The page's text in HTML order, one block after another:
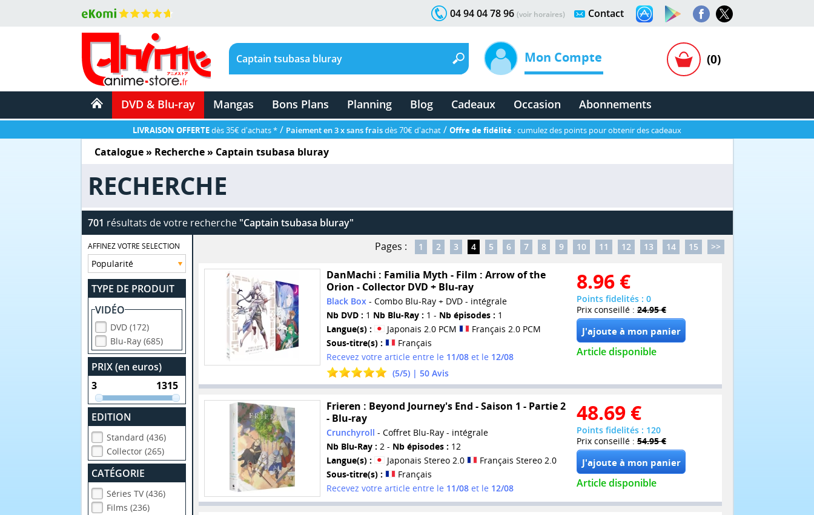
Contact
04 94 04 78 96 (voir horaires)
Mon Compte (0)
DVD & Blu-ray Mangas Bons Plans Planning Blog Cadeaux Occasion Abonnements
LIVRAISON OFFERTEdès 35€ d'achats * / Paiement en 3 x sans fraisdès 70€ d'achat / Offre de fidélité : cumulez des points pour obtenir des cadeaux
Catalogue» Recherche » Captain tsubasa bluray
RECHERCHE
701 résultats de votre recherche "Captain tsubasa bluray"
AFFINEZ VOTRE SELECTION
TYPE DE PRODUIT
VIDÉO
DVD (172)
Blu-Ray (685)
PRIX (en euros)
EDITION
Standard (436)
Collector (265)
CATÉGORIE
Séries TV (436)
Films (236)
Pages : 1 2 3 4 5 6 7 8 9 10 11 12 13 14 15 >>
DanMachi : Familia Myth - Film : Arrow of the
Orion - Collector DVD + Blu-ray
Black Box- Combo Blu-Ray + DVD - intégrale
Nb DVD : 1 Nb Blu-Ray : 1 - Nb épisodes : 1
Langue(s) :
Japonais 2.0 PCM
Français 2.0 PCM
Sous-titre(s) :
Français
Recevez votre article entre le 11/08et le 12/08
(5/5) | 50Avis
8.96 €
Points fidelités : 0
Prix conseillé : 24.95 €
Article disponible
Frieren : Beyond Journey's End - Saison 1 - Partie 2
- Blu-ray
Crunchyroll - Coffret Blu-Ray - intégrale
Nb Blu-Ray : 2 - Nb épisodes : 12
Langue(s) :
Japonais Stereo 2.0
Français Stereo 2.0
Sous-titre(s) :
Français
Recevez votre article entre le 11/08et le 12/08
48.69 €
Points fidelités : 120
Prix conseillé : 54.95 €
Article disponible